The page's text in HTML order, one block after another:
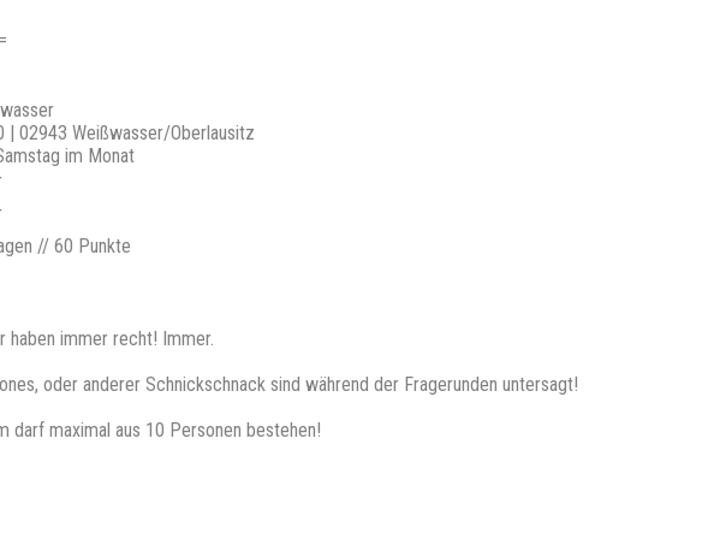
| 02943 Weißwasser/Oberlausitz
im Monat
// 60 Punkte
haben immer recht! Immer.
oder anderer Schnickschnack sind während der Fragerunden untersagt!
darf maximal aus 10 Personen bestehen!